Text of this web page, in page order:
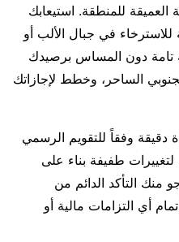
العميقة للمنطقة. استيعابك
للاسترخاء في جبال الألب أو
تامة دون المساس برصيدك
الساحر، وخطط لإجازاتك
دقيقة وفقاً للتقويم الرسمي
طفيفة بناء على
منك التأكد الدائم من
أي التزامات مالية أو